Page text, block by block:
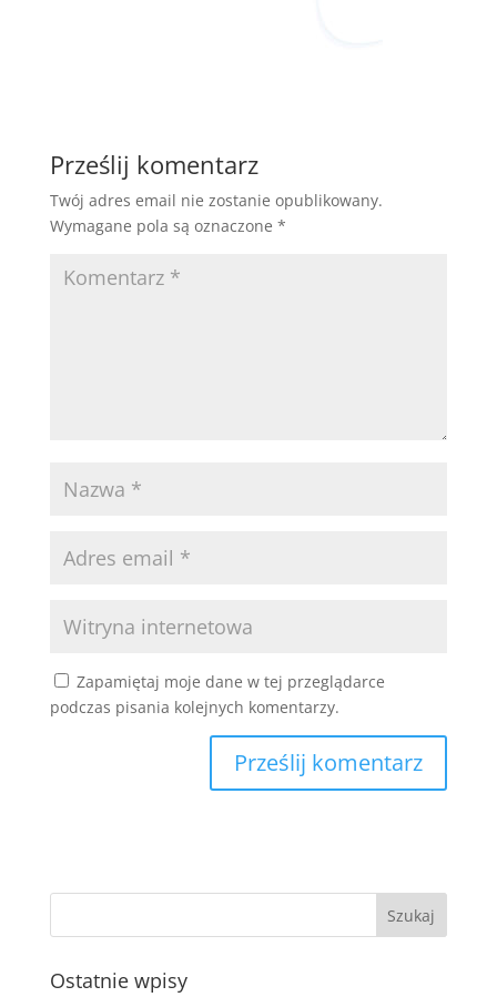
Prześlij komentarz
Twój adres email nie zostanie opublikowany.
Wymagane pola są oznaczone *
Zapamiętaj moje dane w tej przeglądarce
podczas pisania kolejnych komentarzy.
Ostatnie wpisy